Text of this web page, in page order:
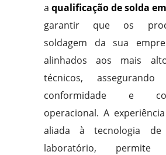
a qualificação de solda em
garantir que os
soldagem da sua
alinhados aos mais
técnicos, assegurando
conformidade e
operacional. A
aliada à tecnologia
laboratório, permite